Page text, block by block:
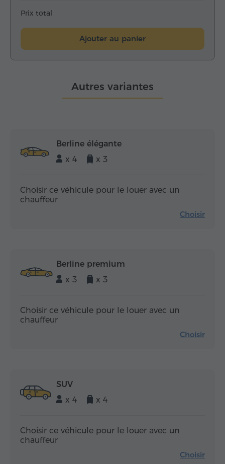
Prix total
Ajouter au panier
Autres variantes
Berline élégante
x 4
x 3
Choisir ce véhicule pour le louer avec un
chauffeur
Choisir
Berline premium
x 3
x 3
Choisir ce véhicule pour le louer avec un
chauffeur
Choisir
SUV
x 4
x 4
Choisir ce véhicule pour le louer avec un
chauffeur
Choisir